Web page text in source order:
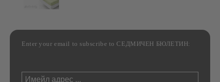
Enter your email to subscribe to СЕДМИЧЕН БЮЛЕТИН: